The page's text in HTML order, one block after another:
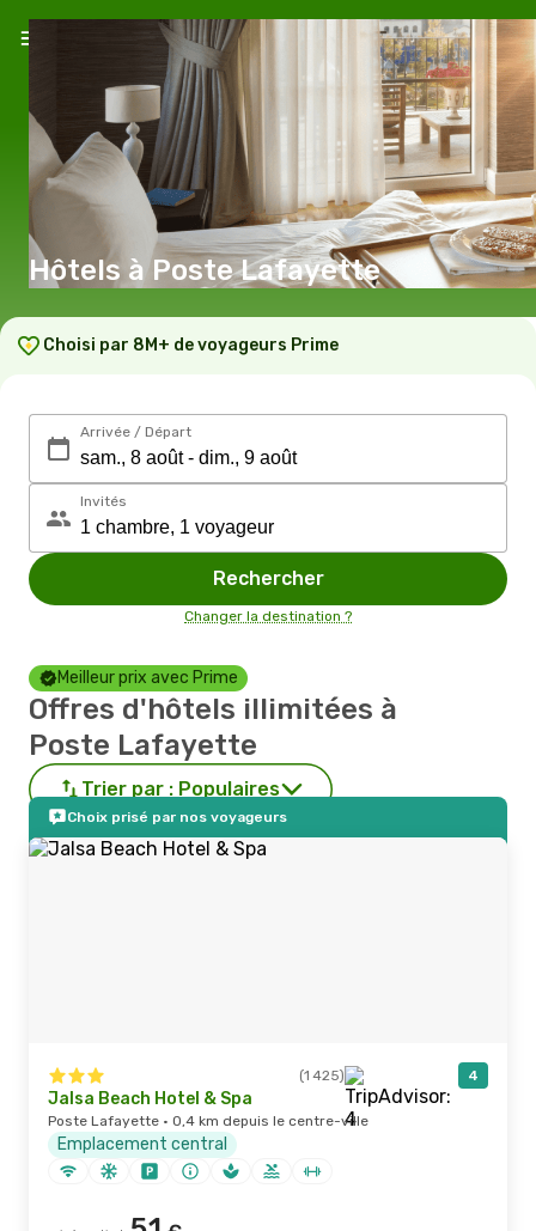
Hôtels à Poste Lafayette
Choisi par 8M+ de voyageurs Prime
Arrivée / Départ
Invités
Rechercher
Changer la destination ?
Meilleur prix avec Prime
Offres d'hôtels illimitées à
Poste Lafayette
Trier par : Populaires
Choix prisé par nos voyageurs
(1 425) 4
Jalsa Beach Hotel & Spa
Poste Lafayette · 0,4 km depuis le centre-ville
Emplacement central